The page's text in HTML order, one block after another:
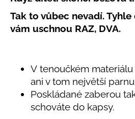
produktu
je
5,0
z
Tak to vůbec nevadí.
vám uschnou RAZ, DVA.
V tenoučkém
ani v tom největší
Poskládané zaberou
schováte do kapsy.
u
j
e
LETNÍ
KLOBOUČEK
OUŠKY